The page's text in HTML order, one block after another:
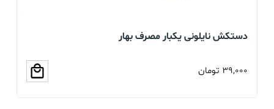
دستکش نایلونی یکبار مصرف بهار
39,000 تومان